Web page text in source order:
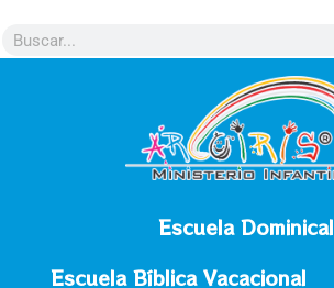
Escuela Dominical
Escuela Bíblica Vacacional